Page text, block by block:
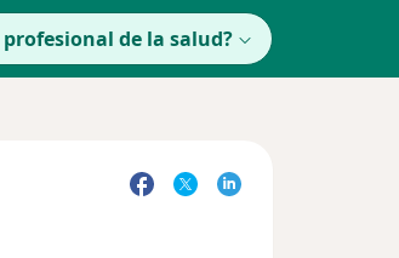
profesional de la salud?